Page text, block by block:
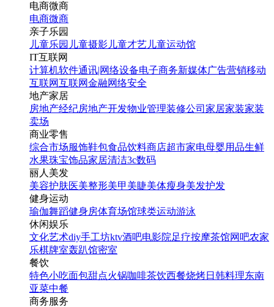
电商微商
电商微商
亲子乐园
儿童乐园 儿童摄影 儿童才艺 儿童运动馆
IT互联网
计算机软件通讯|网络设备电子商务新媒体广告营销移动
互联网互联网金融网络安全
地产家居
房地产经纪房地产开发物业管理装修公司 家居家装家装
卖场
商业零售
综合市场服饰鞋包食品饮料商店超市家电母婴用品生鲜
水果珠宝饰品家居清洁3c数码
丽人美发
美容护肤医美整形美甲美睫美体瘦身美发护发
健身运动
瑜伽舞蹈健身房体育场馆球类运动游泳
休闲娱乐
文化艺术diy手工坊ktv酒吧电影院足疗按摩茶馆网吧农家
乐棋牌室轰趴馆密室
餐饮
特色小吃面包甜点火锅咖啡茶饮西餐烧烤日韩料理东南
亚菜中餐
商务服务